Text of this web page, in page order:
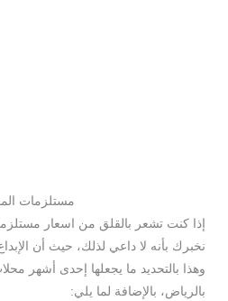
مستلزمات
إذا كنت تشعر بالقلق من اسعار
نخبرك بأنه لا داعي لذلك، حيث أن
وهذا بالتحديد ما يجعلها إحدى أشهر
بالرياض، بالإضافة لما يلي: